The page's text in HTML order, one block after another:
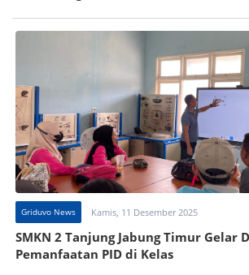
Griduvo News Kamis, 11 Desember 2025
SMKN 2 Tanjung Jabung Timur Gelar
Pemanfaatan PID di Kelas